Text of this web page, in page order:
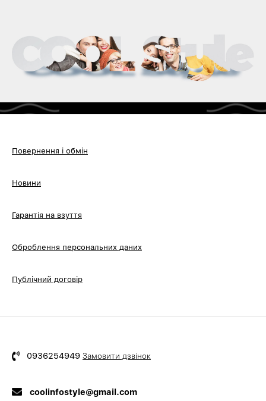
Повернення і обмін
Новини
Гарантія на взуття
Оброблення персональних даних
Публічний договір
0936254949 Замовити дзвінок
coolinfostyle@gmail.com